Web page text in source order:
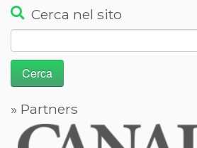
Cerca nel sito
per:
» Partners